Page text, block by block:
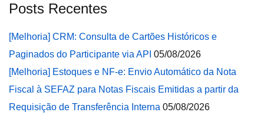
Posts Recentes
[Melhoria] CRM: Consulta de Cartões Históricos e
Paginados do Participante via API 05/08/2026
[Melhoria] Estoques e NF-e: Envio Automático da Nota
Fiscal à SEFAZ para Notas Fiscais Emitidas a partir da
Requisição de Transferência Interna 05/08/2026